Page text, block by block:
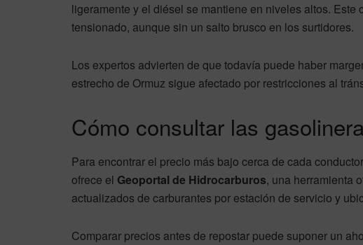
ligeramente y el diésel se mantiene en niveles altos.
tensionado, aunque sin un salto brusco en los surtidores.
Los expertos advierten de que todavía puede haber
estrecho de Ormuz sigue afectado por restricciones al
Cómo consultar las
Para encontrar el precio más bajo cerca de cada
ofrece el Geoportal de Hidrocarburos, una herramienta
actualizados de carburantes por estación de servicio y
Comparar precios antes de repostar puede suponer un